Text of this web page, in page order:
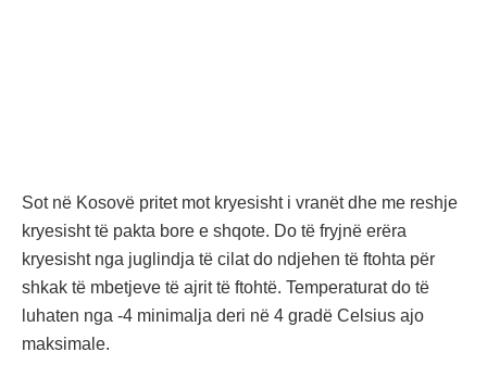
Sot në Kosovë pritet mot kryesisht i vranët dhe me reshje
kryesisht të pakta bore e shqote. Do të fryjnë erëra
kryesisht nga juglindja të cilat do ndjehen të ftohta për
shkak të mbetjeve të ajrit të ftohtë. Temperaturat do të
luhaten nga -4 minimalja deri në 4 gradë Celsius ajo
maksimale.